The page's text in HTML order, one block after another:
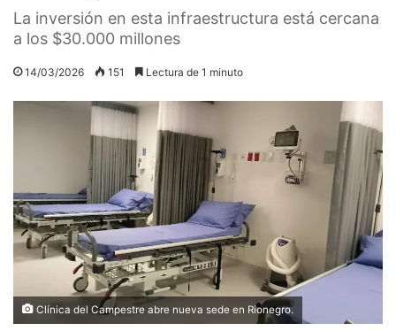
La inversión en esta infraestructura está cercana
a los $30.000 millones
14/03/2026 151 Lectura de 1 minuto
Clínica del Campestre abre nueva sede en Rionegro.